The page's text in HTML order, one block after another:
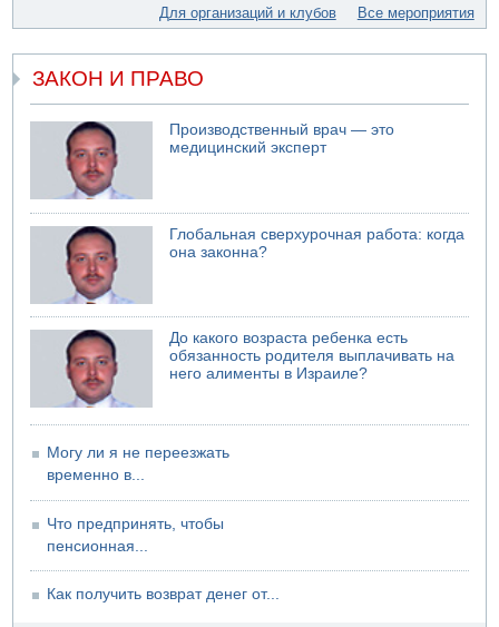
05.08.2026 17:00
четверг о создании новой политической партии
05.08.2026 13:32
В России горят новые склады
Для организаций и клубов Все мероприятия
ЗАКОН И ПРАВО
Производственный врач — это
медицинский эксперт
Глобальная сверхурочная работа: когда
она законна?
До какого возраста ребенка есть
обязанность родителя выплачивать на
него алименты в Израиле?
Могу ли я не переезжать
временно в...
Что предпринять, чтобы
пенсионная...
Как получить возврат денег от...